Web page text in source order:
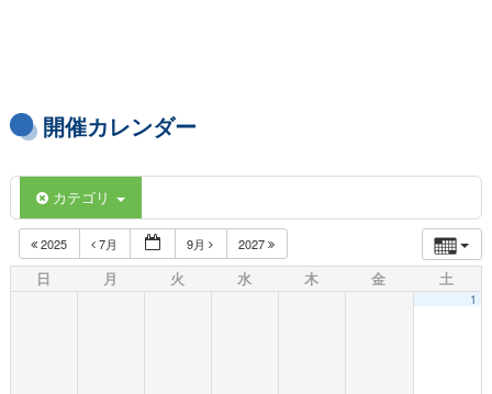
開催カレンダー
カテゴリ
2025 7月 9月 2027
日 月 火 水 木 金 土
1